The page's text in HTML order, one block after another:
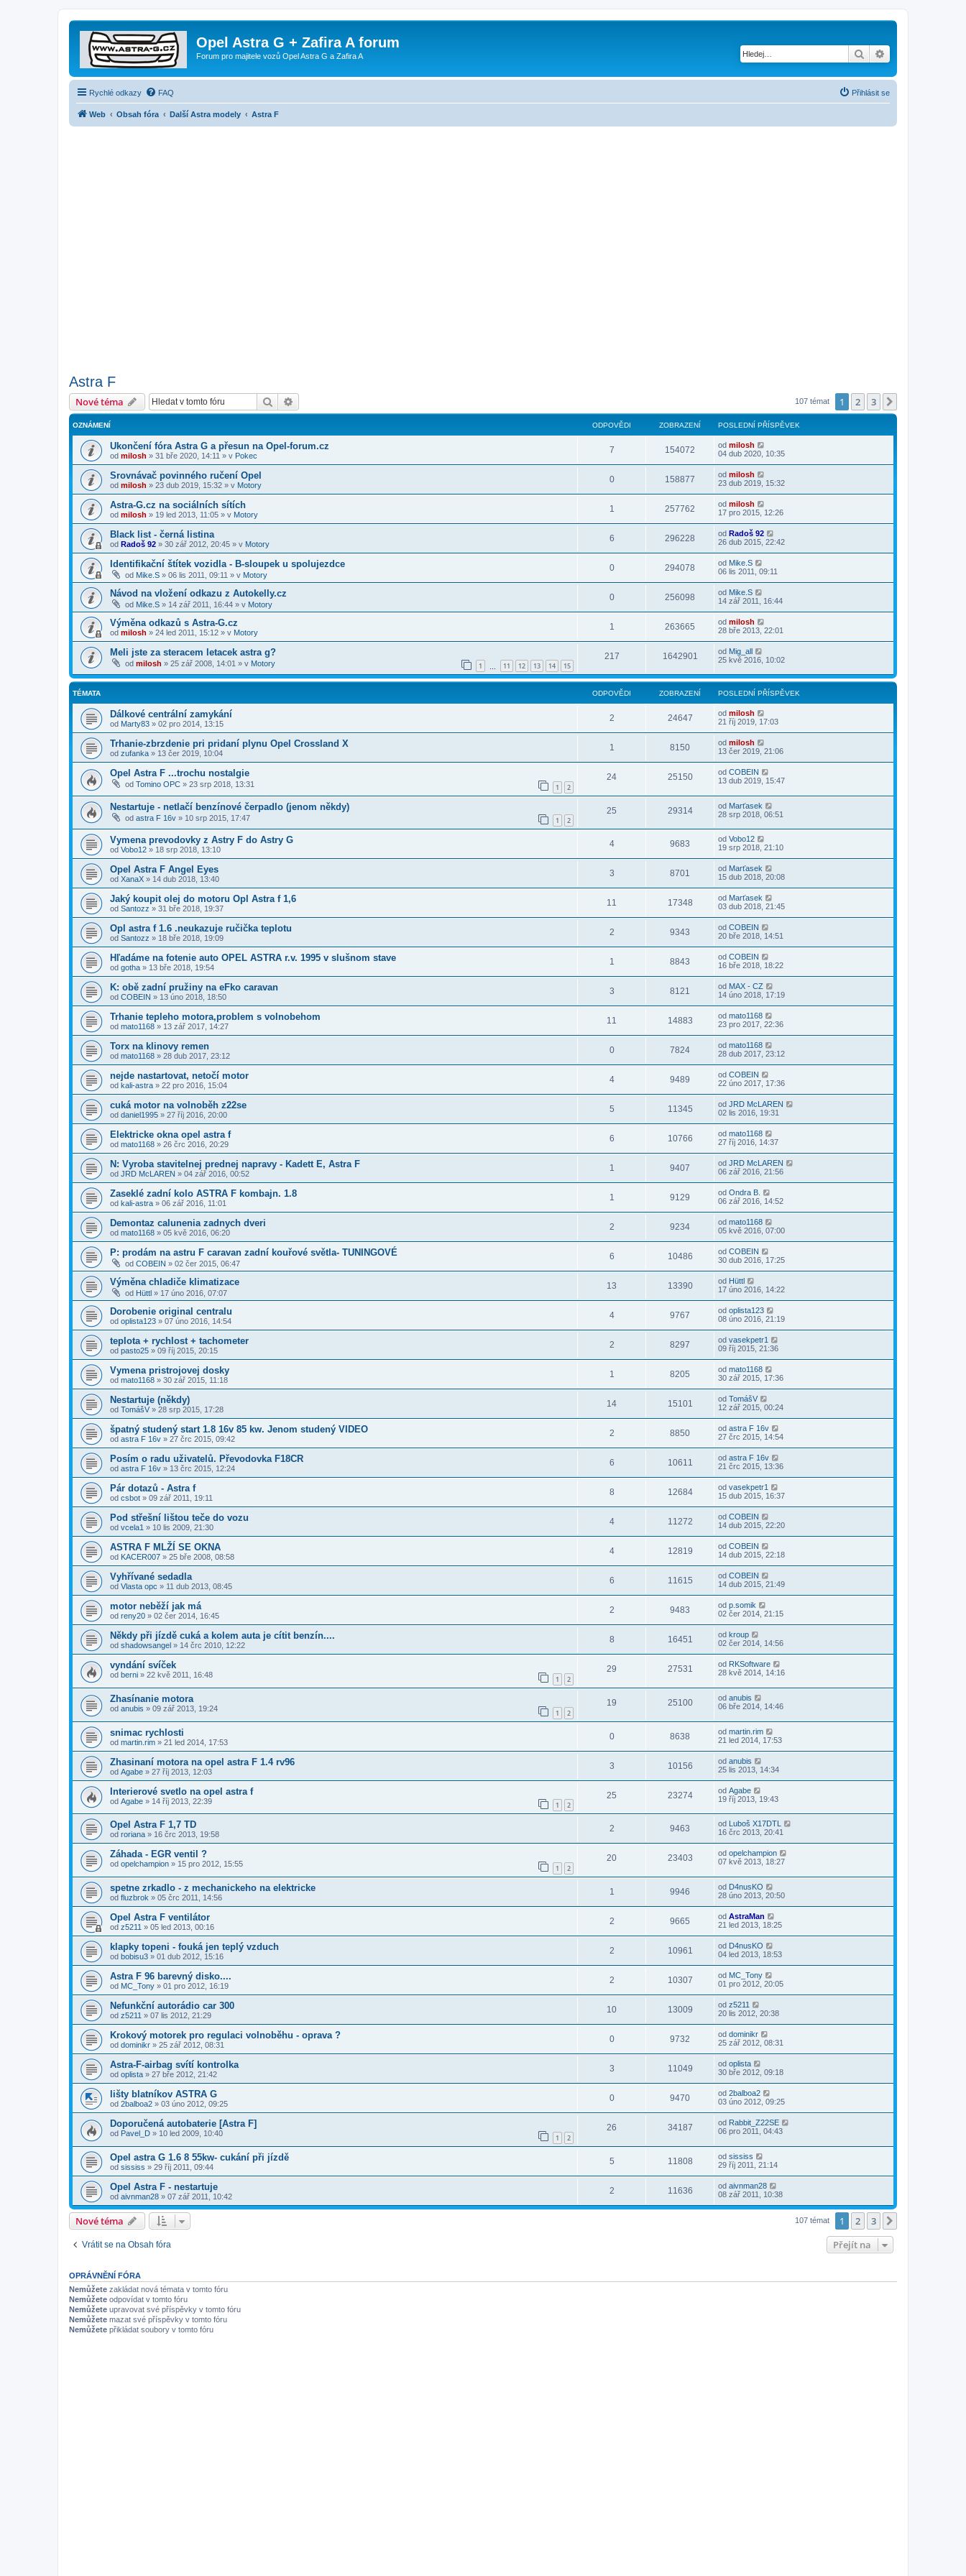
Opel Astra G + Zafira A forum
Forum pro majitele vozů Opel Astra G a Zafira A Hledat
Rychlé odkazy FAQ Přihlásit se
Web Obsah fóra Další Astra modely Astra F
Astra F
Nové téma Hledat 107 témat 1 2 3
OZNÁMENÍ ODPOVĚDI ZOBRAZENÍ POSLEDNÍ PŘÍSPĚVEK
Ukončení fóra Astra G a přesun na Opel-forum.cz
od milosh » 31 bře 2020, 14:11 » v Pokec
7 154072 od milosh
04 dub 2020, 10:35
Srovnávač povinného ručení Opel
od milosh » 23 dub 2019, 15:32 » v Motory
0 158877 od milosh
23 dub 2019, 15:32
Astra-G.cz na sociálních sítích
od milosh » 19 led 2013, 11:05 » v Motory
1 257762 od milosh
17 pro 2015, 12:26
Black list - černá listina
od Radoš 92 » 30 zář 2012, 20:45 » v Motory
6 296228 od Radoš 92
26 dub 2015, 22:42
Identifikační štítek vozidla - B-sloupek u spolujezdce
od Mike.S » 06 lis 2011, 09:11 » v Motory
0 294078 od Mike.S
06 lis 2011, 09:11
Návod na vložení odkazu z Autokelly.cz
od Mike.S » 14 zář 2011, 16:44 » v Motory
0 256098 od Mike.S
14 zář 2011, 16:44
Výměna odkazů s Astra-G.cz
od milosh » 24 led 2011, 15:12 » v Motory
1 263665 od milosh
28 bře 2013, 22:01
Meli jste za steracem letacek astra g?
od milosh » 25 zář 2008, 14:01 » v Motory 1 11 12 13 14 15
217 1642901 od Mig_all
25 kvě 2016, 10:02
TÉMATA ODPOVĚDI ZOBRAZENÍ POSLEDNÍ PŘÍSPĚVEK
Dálkové centrální zamykání
od Marty83 » 02 pro 2014, 13:15
2 24647 od milosh
21 říj 2019, 17:03
Trhanie-zbrzdenie pri pridaní plynu Opel Crossland X
od zufanka » 13 čer 2019, 10:04
1 8150 od milosh
13 čer 2019, 21:06
Opel Astra F ...trochu nostalgie
od Tomino OPC » 23 srp 2018, 13:31 1 2
24 25150 od COBEIN
13 dub 2019, 15:47
Nestartuje - netlačí benzínové čerpadlo (jenom někdy)
od astra F 16v » 10 srp 2015, 17:47 1 2
25 29314 od Marťasek
28 srp 2018, 06:51
Vymena prevodovky z Astry F do Astry G
od Vobo12 » 18 srp 2018, 13:10
4 9683 od Vobo12
19 srp 2018, 21:10
Opel Astra F Angel Eyes
od XanaX » 14 dub 2018, 13:40
3 8701 od Marťasek
15 dub 2018, 20:08
Jaký koupit olej do motoru Opl Astra f 1,6
od Santozz » 31 bře 2018, 19:37
11 17348 od Marťasek
03 dub 2018, 21:45
Opl astra f 1.6 .neukazuje ručička teplotu
od Santozz » 18 bře 2018, 19:09
2 9343 od COBEIN
20 bře 2018, 14:51
Hľadáme na fotenie auto OPEL ASTRA r.v. 1995 v slušnom stave
od gotha » 13 bře 2018, 19:54
1 8843 od COBEIN
16 bře 2018, 18:22
K: obě zadní pružiny na eFko caravan
od COBEIN » 13 úno 2018, 18:50
3 8121 od MAX - CZ
14 úno 2018, 17:19
Trhanie tepleho motora,problem s volnobehom
od mato1168 » 13 zář 2017, 14:27
11 14883 od mato1168
23 pro 2017, 22:36
Torx na klinovy remen
od mato1168 » 28 dub 2017, 23:12
0 7824 od mato1168
28 dub 2017, 23:12
nejde nastartovat, netočí motor
od kali-astra » 22 pro 2016, 15:04
4 9489 od COBEIN
22 úno 2017, 17:36
cuká motor na volnoběh z22se
od daniel1995 » 27 říj 2016, 20:00
5 11345 od JRD McLAREN
02 lis 2016, 19:31
Elektricke okna opel astra f
od mato1168 » 26 črc 2016, 20:29
6 10766 od mato1168
27 říj 2016, 14:37
N: Vyroba stavitelnej prednej napravy - Kadett E, Astra F
od JRD McLAREN » 04 zář 2016, 00:52
1 9407 od JRD McLAREN
06 zář 2016, 21:56
Zaseklé zadní kolo ASTRA F kombajn. 1.8
od kali-astra » 06 zář 2016, 11:01
1 9129 od Ondra B.
06 zář 2016, 14:52
Demontaz calunenia zadnych dveri
od mato1168 » 05 kvě 2016, 06:20
2 9234 od mato1168
05 kvě 2016, 07:00
P: prodám na astru F caravan zadní kouřové světla- TUNINGOVÉ
od COBEIN » 02 čer 2015, 06:47
6 10486 od COBEIN
30 dub 2016, 17:25
Výměna chladiče klimatizace
od Hüttl » 17 úno 2016, 07:07
13 13390 od Hüttl
17 úno 2016, 14:22
Dorobenie original centralu
od oplista123 » 07 úno 2016, 14:54
4 9767 od oplista123
08 úno 2016, 21:19
teplota + rychlost + tachometer
od pasto25 » 09 říj 2015, 20:15
2 8297 od vasekpetr1
09 říj 2015, 21:36
Vymena pristrojovej dosky
od mato1168 » 30 zář 2015, 11:18
1 8205 od mato1168
30 zář 2015, 17:36
Nestartuje (někdy)
od TomášV » 28 srp 2015, 17:28
14 15101 od TomášV
12 zář 2015, 00:24
špatný studený start 1.8 16v 85 kw. Jenom studený VIDEO
od astra F 16v » 27 črc 2015, 09:42
2 8850 od astra F 16v
27 črc 2015, 14:54
Posím o radu uživatelů. Převodovka F18CR
od astra F 16v » 13 črc 2015, 12:24
6 10611 od astra F 16v
21 črc 2015, 13:36
Pár dotazů - Astra f
od csbot » 09 zář 2011, 19:11
8 12684 od vasekpetr1
15 dub 2015, 16:37
Pod střešní lištou teče do vozu
od vcela1 » 10 lis 2009, 21:30
4 11272 od COBEIN
14 dub 2015, 22:20
ASTRA F MLŽÍ SE OKNA
od KACER007 » 25 bře 2008, 08:58
4 12819 od COBEIN
14 dub 2015, 22:18
Vyhřívané sedadla
od Vlasta opc » 11 dub 2013, 08:45
6 11615 od COBEIN
14 dub 2015, 21:49
motor neběží jak má
od reny20 » 02 čer 2014, 16:45
2 9483 od p.somik
02 čer 2014, 21:15
Někdy při jízdě cuká a kolem auta je cítit benzín....
od shadowsangel » 14 črc 2010, 12:22
8 16451 od kroup
02 čer 2014, 14:56
vyndání svíček
od berni » 22 kvě 2011, 16:48 1 2
29 27531 od RKSoftware
28 kvě 2014, 14:16
Zhasínanie motora
od anubis » 09 zář 2013, 19:24 1 2
19 25100 od anubis
06 bře 2014, 14:46
snimac rychlosti
od martin.rim » 21 led 2014, 17:53
0 8638 od martin.rim
21 led 2014, 17:53
Zhasinaní motora na opel astra F 1.4 rv96
od Agabe » 27 říj 2013, 12:03
3 10156 od anubis
25 lis 2013, 14:34
Interierové svetlo na opel astra f
od Agabe » 14 říj 2013, 22:39 1 2
25 23274 od Agabe
19 říj 2013, 19:43
Opel Astra F 1,7 TD
od roriana » 16 črc 2013, 19:58
2 9463 od
Luboš X17DTL
16 črc 2013, 20:41
Záhada - EGR ventil ?
od opelchampion » 15 pro 2012, 15:55 1 2
20 23403 od opelchampion
07 kvě 2013, 18:27
spetne zrkadlo - z mechanickeho na elektricke
od fluzbrok » 05 črc 2011, 14:56
1 9946 od D4nusKO
28 úno 2013, 20:50
Opel Astra F ventilátor
od z5211 » 05 led 2013, 00:16
2 9665 od AstraMan
21 led 2013, 18:25
klapky topeni - fouká jen teplý vzduch
od bobisu3 » 01 dub 2012, 15:16
2 10961 od D4nusKO
04 led 2013, 18:53
Astra F 96 barevný disko....
od MC_Tony » 01 pro 2012, 16:19
2 10307 od MC_Tony
01 pro 2012, 20:05
Nefunkční autorádio car 300
od z5211 » 07 lis 2012, 21:29
10 13009 od z5211
20 lis 2012, 20:38
Krokový motorek pro regulaci volnoběhu - oprava ?
od dominikr » 25 zář 2012, 08:31
0 9732 od dominikr
25 zář 2012, 08:31
Astra-F-airbag svítí kontrolka
od oplista » 27 bře 2012, 21:42
3 11049 od oplista
30 bře 2012, 09:18
lišty blatníkov ASTRA G
od 2balboa2 » 03 úno 2012, 09:25
0 9470 od 2balboa2
03 úno 2012, 09:25
Doporučená autobaterie [Astra F]
od Pavel_D » 10 led 2009, 10:40 1 2
26 34187 od Rabbit_Z22SE
06 pro 2011, 04:43
Opel astra G 1.6 8 55kw- cukání při jízdě
od sississ » 29 říj 2011, 09:44
5 11808 od sississ
29 říj 2011, 21:14
Opel Astra F - nestartuje
od aivnman28 » 07 zář 2011, 10:42
2 11636 od aivnman28
08 zář 2011, 10:38
Nové téma 107 témat 1 2 3
Vrátit se na Obsah fóra Přejít na
OPRÁVNĚNÍ FÓRA
Nemůžete zakládat nová témata v tomto fóru
Nemůžete odpovídat v tomto fóru
Nemůžete upravovat své příspěvky v tomto fóru
Nemůžete mazat své příspěvky v tomto fóru
Nemůžete přikládat soubory v tomto fóru